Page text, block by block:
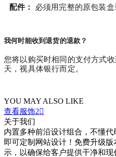
配件： 必须用完整的原包装盒
我何时能收到退货的退款？
您将以购买时相同的支付方式
天，视具体银行而定。
YOU MAY ALSO LIKE
查看服饰2
关于我们
内置多种前沿设计组合，不懂
即可定制网站设计！免费升级
示，以确保给客户提供干净和